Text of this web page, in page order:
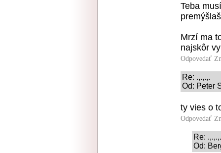
Teba
Mrzí ma
najskôr
Odpovedať
Re: .,.,.,.
Od: Peter
ty vies o
Odpovedať
Re: .,.,.,.
Od: